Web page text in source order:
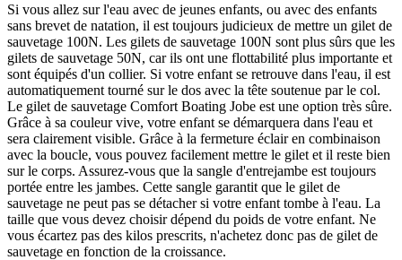
Si vous allez sur l'eau avec de jeunes enfants, ou avec des enfants
sans brevet de natation, il est toujours judicieux de mettre un gilet de
sauvetage 100N. Les gilets de sauvetage 100N sont plus sûrs que les
gilets de sauvetage 50N, car ils ont une flottabilité plus importante et
sont équipés d'un collier. Si votre enfant se retrouve dans l'eau, il est
automatiquement tourné sur le dos avec la tête soutenue par le col.
Le gilet de sauvetage Comfort Boating Jobe est une option très sûre.
Grâce à sa couleur vive, votre enfant se démarquera dans l'eau et
sera clairement visible. Grâce à la fermeture éclair en combinaison
avec la boucle, vous pouvez facilement mettre le gilet et il reste bien
sur le corps. Assurez-vous que la sangle d'entrejambe est toujours
portée entre les jambes. Cette sangle garantit que le gilet de
sauvetage ne peut pas se détacher si votre enfant tombe à l'eau. La
taille que vous devez choisir dépend du poids de votre enfant. Ne
vous écartez pas des kilos prescrits, n'achetez donc pas de gilet de
sauvetage en fonction de la croissance.